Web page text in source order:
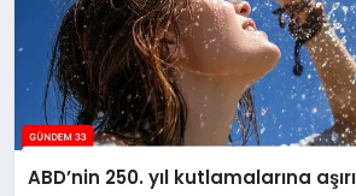
ABD’nin 250. yıl kutlamalarına